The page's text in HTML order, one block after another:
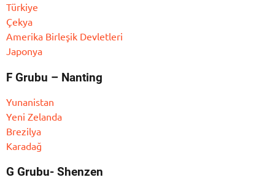
Türkiye
Çekya
Amerika Birleşik Devletleri
Japonya
F Grubu – Nanting
Yunanistan
Yeni Zelanda
Brezilya
Karadağ
G Grubu- Shenzen